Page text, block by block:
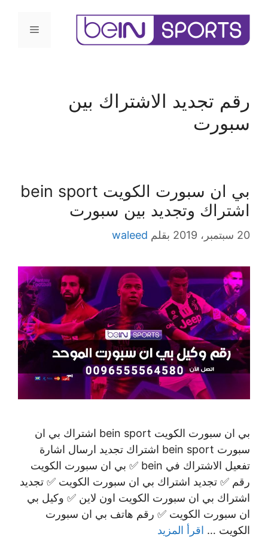
رقم تجديد الاشتراك بين
سبورت
بي ان سبورت الكويت bein sport
اشتراك وتجديد بين سبورت
20 سبتمبر، 2019 بقلم waleed
بي ان سبورت الكويت bein sport اشتراك بي ان
سبورت bein sport اشتراك تجديد ارسال اشارة
تفعيل الاشتراك في bein ✅ بي ان سبورت الكويت
رقم ✅ تجديد اشتراك بي ان سبورت الكويت ✅ تجديد
اشتراك بي ان سبورت الكويت اون لاين ✅ وكيل بي
ان سبورت الكويت ✅ رقم هاتف بي ان سبورت
الكويت … اقرأ المزيد